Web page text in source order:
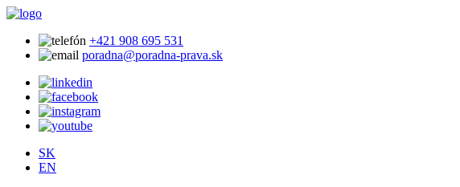
+421 908 695 531
poradna@poradna-prava.sk
SK
EN